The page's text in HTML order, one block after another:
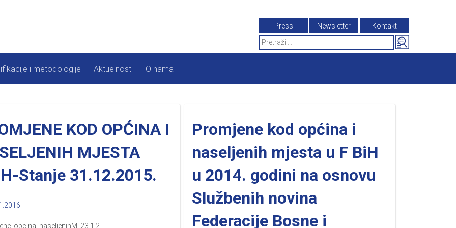
Press Newsletter
Kontakt
Search
for:
i metodologije Aktuelnosti O nama
KOD OPĆINA I
MJESTA
Stanje 31.12.2015.
23.1.2
Promjene kod općina i
naseljenih mjesta u F BiH
u 2014. godini na osnovu
Službenih novina
Federacije Bosne i